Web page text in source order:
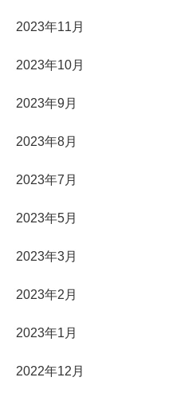
2023年11月
2023年10月
2023年9月
2023年8月
2023年7月
2023年5月
2023年3月
2023年2月
2023年1月
2022年12月